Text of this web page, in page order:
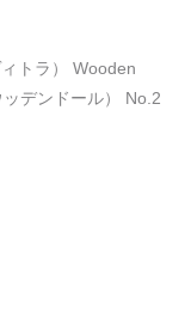
トラ） Wooden
デンドール） No.2